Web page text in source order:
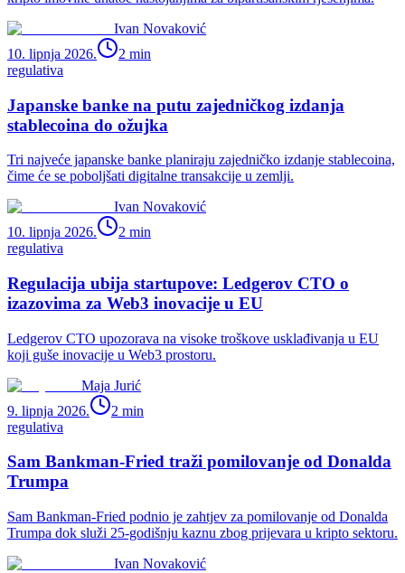
Ivan Novaković
10. lipnja 2026.
2 min
regulativa
Japanske banke na putu zajedničkog izdanja
stablecoina do ožujka
Tri najveće japanske banke planiraju zajedničko izdanje stablecoina,
čime će se poboljšati digitalne transakcije u zemlji.
Ivan Novaković
10. lipnja 2026.
2 min
regulativa
Regulacija ubija startupove: Ledgerov CTO o
izazovima za Web3 inovacije u EU
Ledgerov CTO upozorava na visoke troškove usklađivanja u EU
koji guše inovacije u Web3 prostoru.
Maja Jurić
9. lipnja 2026.
2 min
regulativa
Sam Bankman-Fried traži pomilovanje od Donalda
Trumpa
Sam Bankman-Fried podnio je zahtjev za pomilovanje od Donalda
Trumpa dok služi 25-godišnju kaznu zbog prijevara u kripto sektoru.
Ivan Novaković